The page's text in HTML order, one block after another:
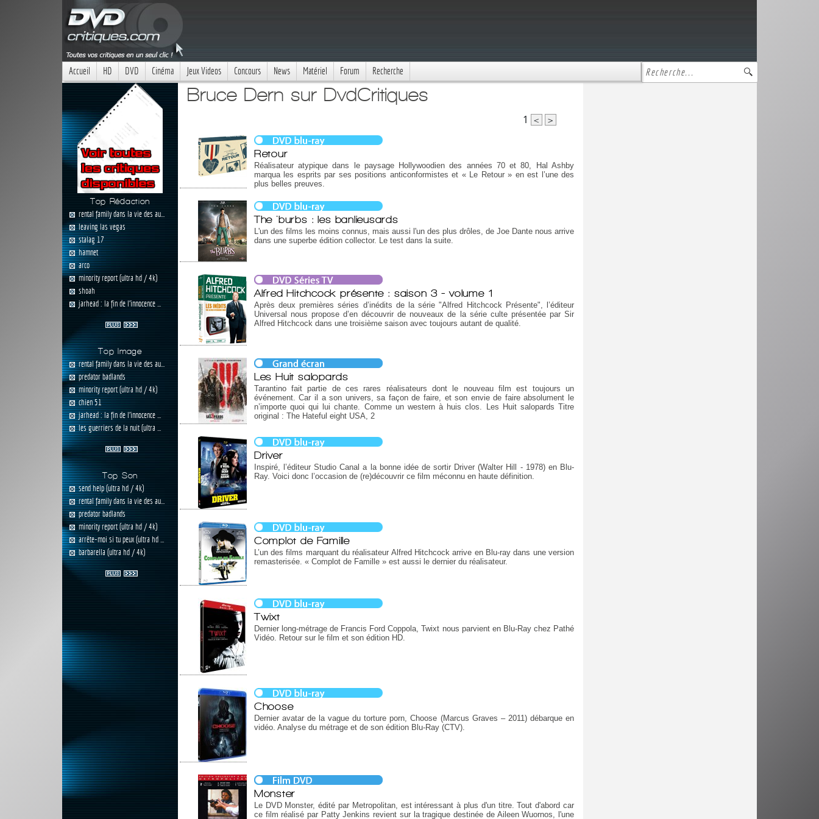
Accueil HD DVD Cinéma Jeux Videos Concours News Matériel Forum Recherche
Top Rédaction
rental family dans la vie des au...
leaving las vegas
stalag 17
hamnet
arco
minority report (ultra hd / 4k)
shoah
jarhead : la fin de l'innocence ...
Top Image
rental family dans la vie des au...
predator badlands
minority report (ultra hd / 4k)
chien 51
jarhead : la fin de l'innocence ...
les guerriers de la nuit (ultra ...
Top Son
send help (ultra hd / 4k)
rental family dans la vie des au...
predator badlands
minority report (ultra hd / 4k)
arrête-moi si tu peux (ultra hd ...
barbarella (ultra hd / 4k)
Bruce Dern sur DvdCritiques
1 < >
Retour
Réalisateur atypique dans le paysage Hollywoodien des années 70 et 80, Hal Ashby
marqua les esprits par ses positions anticonformistes et « Le Retour » en est l’une des
plus belles preuves.
The 'burbs : les banlieusards
L'un des films les moins connus, mais aussi l'un des plus drôles, de Joe Dante nous arrive
dans une superbe édition collector. Le test dans la suite.
Alfred Hitchcock présente : saison 3 - volume 1
Après deux premières séries d’inédits de la série "Alfred Hitchcock Présente", l’éditeur
Universal nous propose d’en découvrir de nouveaux de la série culte présentée par Sir
Alfred Hitchcock dans une troisième saison avec toujours autant de qualité.
Les Huit salopards
Tarantino fait partie de ces rares réalisateurs dont le nouveau film est toujours un
événement. Car il a son univers, sa façon de faire, et son envie de faire absolument le
n’importe quoi qui lui chante. Comme un western à huis clos. Les Huit salopards Titre
original : The Hateful eight USA, 2
Driver
Inspiré, l’éditeur Studio Canal a la bonne idée de sortir Driver (Walter Hill - 1978) en Blu-
Ray. Voici donc l’occasion de (re)découvrir ce film méconnu en haute définition.
Complot de Famille
L’un des films marquant du réalisateur Alfred Hitchcock arrive en Blu-ray dans une version
remasterisée. « Complot de Famille » est aussi le dernier du réalisateur.
Twixt
Dernier long-métrage de Francis Ford Coppola, Twixt nous parvient en Blu-Ray chez Pathé
Vidéo. Retour sur le film et son édition HD.
Choose
Dernier avatar de la vague du torture porn, Choose (Marcus Graves – 2011) débarque en
vidéo. Analyse du métrage et de son édition Blu-Ray (CTV).
Monster
Le DVD Monster, édité par Metropolitan, est intéressant à plus d'un titre. Tout d'abord car
ce film réalisé par Patty Jenkins revient sur la tragique destinée de Aileen Wuornos, l'une